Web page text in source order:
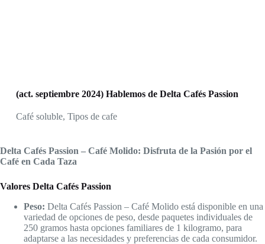
(act. septiembre 2024) Hablemos de Delta Cafés Passion
Café soluble, Tipos de cafe
Delta Cafés Passion – Café Molido: Disfruta de la Pasión por el
Café en Cada Taza
Valores Delta Cafés Passion
Peso: Delta Cafés Passion – Café Molido está disponible en una
variedad de opciones de peso, desde paquetes individuales de
250 gramos hasta opciones familiares de 1 kilogramo, para
adaptarse a las necesidades y preferencias de cada consumidor.